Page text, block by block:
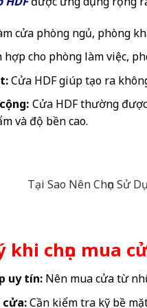
cửa phòng ngủ, phòng
cho phòng làm việc,
Cửa HDF giúp tạo ra
Cửa HDF thường
và độ bền cao.
chọn mua
uy tín:Nên mua cửa từ
Cần kiểm tra kỹ bề